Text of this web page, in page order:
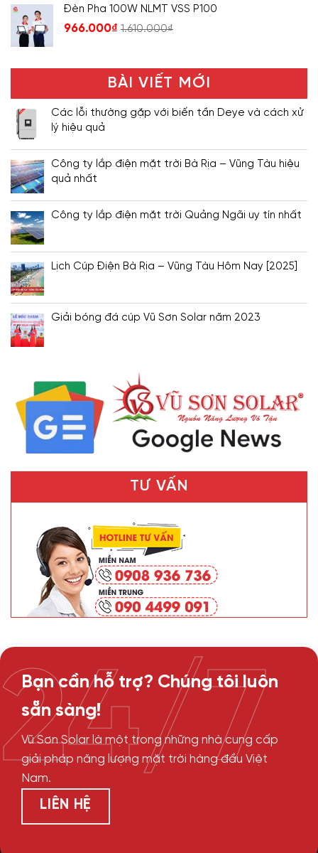
Đèn Pha 100W NLMT VSS P100
966.000₫ 1.610.000₫
BÀI VIẾT MỚI
Các lỗi thường gặp với biến tần Deye và cách xử
lý hiệu quả
Công ty lắp điện mặt trời Bà Rịa – Vũng Tàu hiệu
quả nhất
Công ty lắp điện mặt trời Quảng Ngãi uy tín nhất
Lịch Cúp Điện Bà Rịa – Vũng Tàu Hôm Nay [2025]
Giải bóng đá cúp Vũ Sơn Solar năm 2023
TƯ VẤN
Bạn cần hỗ trợ? Chúng tôi luôn
sẵn sàng!
Vũ Sơn Solar là một trong những nhà cung cấp
giải pháp năng lượng mặt trời hàng đầu Việt
Nam.
LIÊN HỆ
24/7